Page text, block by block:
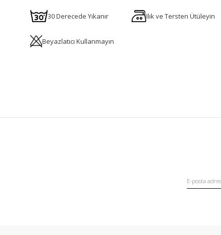
30 Derecede Yıkanır Ilık ve Tersten Ütüleyin
Beyazlatıcı Kullanmayın